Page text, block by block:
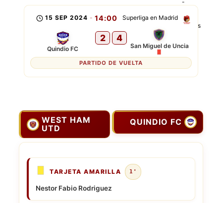
Superliga en Madrid
15 SEP 2024 - 14:00
Quindio FC
2 4
San Miguel de Uncia
PARTIDO DE VUELTA
WEST HAM
UTD
QUINDIO FC
TARJETA AMARILLA 1'
Nestor Fabio Rodriguez